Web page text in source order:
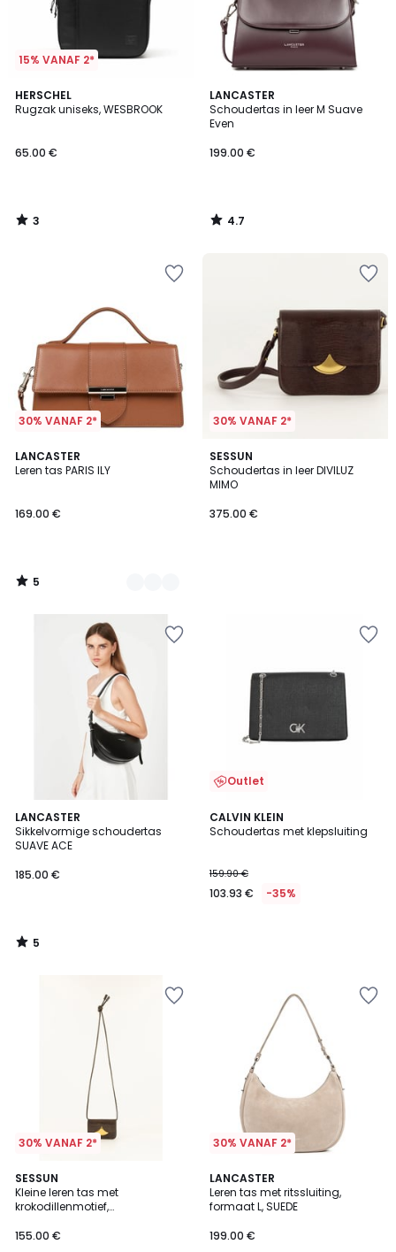
15% VANAF 2*
HERSCHEL
Rugzak uniseks, WESBROOK
65.00 €
3
/
3
/
LANCASTER
Schoudertas in leer M Suave
Even
199.00 €
4.7
/ 5
4.7
/
30% VANAF 2*
LANCASTER
Leren tas PARIS ILY
169.00 €
5
/
2
Kleuren
5
/
30% VANAF 2*
SESSUN
Schoudertas in leer DIVILUZ
MIMO
375.00 €
LANCASTER
Sikkelvormige schoudertas
SUAVE ACE
185.00 €
5
/
5
5
/
Outlet
CALVIN KLEIN
Schoudertas met klepsluiting
159.90 €
103.93 € -35%
30% VANAF 2*
SESSUN
Kleine leren tas met
krokodillenmotief,
155.00 €
30% VANAF 2*
LANCASTER
Leren tas met ritssluiting,
formaat L, SUEDE
199.00 €